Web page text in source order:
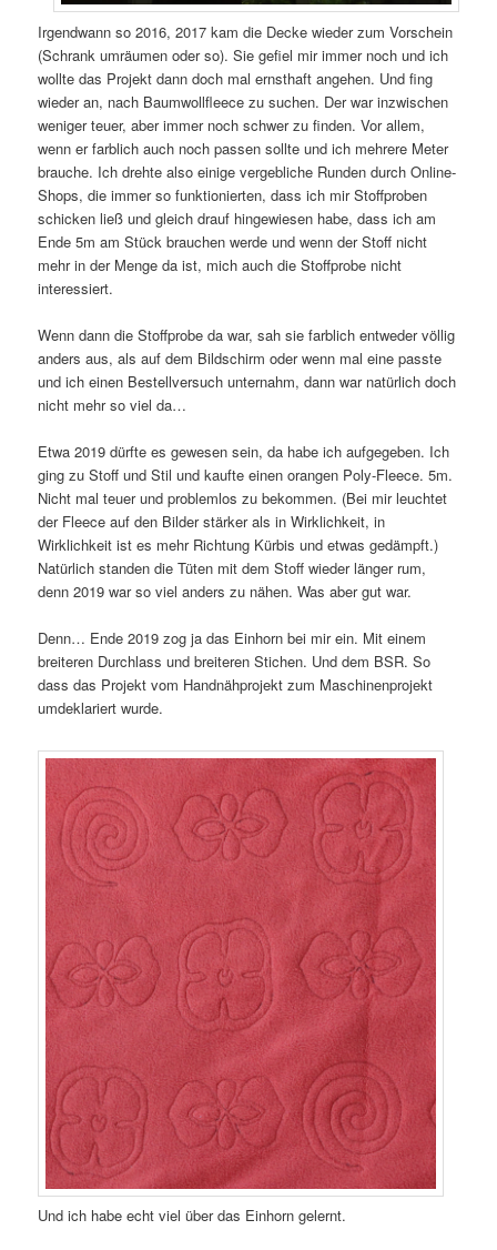
Irgendwann so 2016, 2017 kam die Decke wieder zum Vorschein
(Schrank umräumen oder so). Sie gefiel mir immer noch und ich
wollte das Projekt dann doch mal ernsthaft angehen. Und fing
wieder an, nach Baumwollfleece zu suchen. Der war inzwischen
weniger teuer, aber immer noch schwer zu finden. Vor allem,
wenn er farblich auch noch passen sollte und ich mehrere Meter
brauche. Ich drehte also einige vergebliche Runden durch Online-
Shops, die immer so funktionierten, dass ich mir Stoffproben
schicken ließ und gleich drauf hingewiesen habe, dass ich am
Ende 5m am Stück brauchen werde und wenn der Stoff nicht
mehr in der Menge da ist, mich auch die Stoffprobe nicht
interessiert.
Wenn dann die Stoffprobe da war, sah sie farblich entweder völlig
anders aus, als auf dem Bildschirm oder wenn mal eine passte
und ich einen Bestellversuch unternahm, dann war natürlich doch
nicht mehr so viel da…
Etwa 2019 dürfte es gewesen sein, da habe ich aufgegeben. Ich
ging zu Stoff und Stil und kaufte einen orangen Poly-Fleece. 5m.
Nicht mal teuer und problemlos zu bekommen. (Bei mir leuchtet
der Fleece auf den Bilder stärker als in Wirklichkeit, in
Wirklichkeit ist es mehr Richtung Kürbis und etwas gedämpft.)
Natürlich standen die Tüten mit dem Stoff wieder länger rum,
denn 2019 war so viel anders zu nähen. Was aber gut war.
Denn… Ende 2019 zog ja das Einhorn bei mir ein. Mit einem
breiteren Durchlass und breiteren Stichen. Und dem BSR. So
dass das Projekt vom Handnähprojekt zum Maschinenprojekt
umdeklariert wurde.
Und ich habe echt viel über das Einhorn gelernt.